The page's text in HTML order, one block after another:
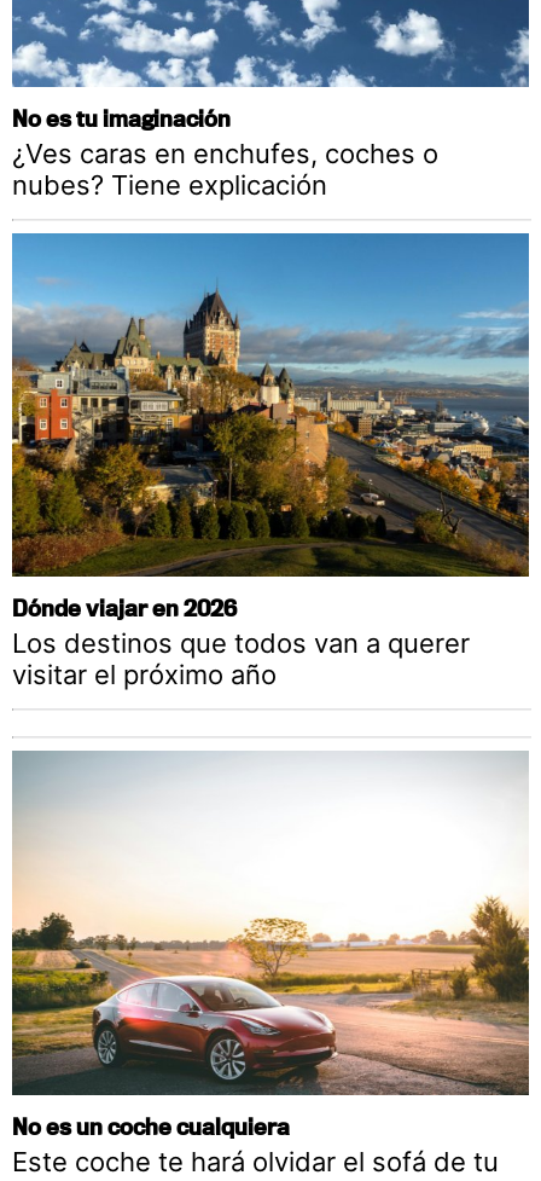
No es tu imaginación
¿Ves caras en enchufes, coches o
nubes? Tiene explicación
Dónde viajar en 2026
Los destinos que todos van a querer
visitar el próximo año
No es un coche cualquiera
Este coche te hará olvidar el sofá de tu